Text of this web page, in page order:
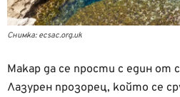
Снимка: ecsac.org.uk
Макар да се прости с един от
Лазурен прозорец, който се